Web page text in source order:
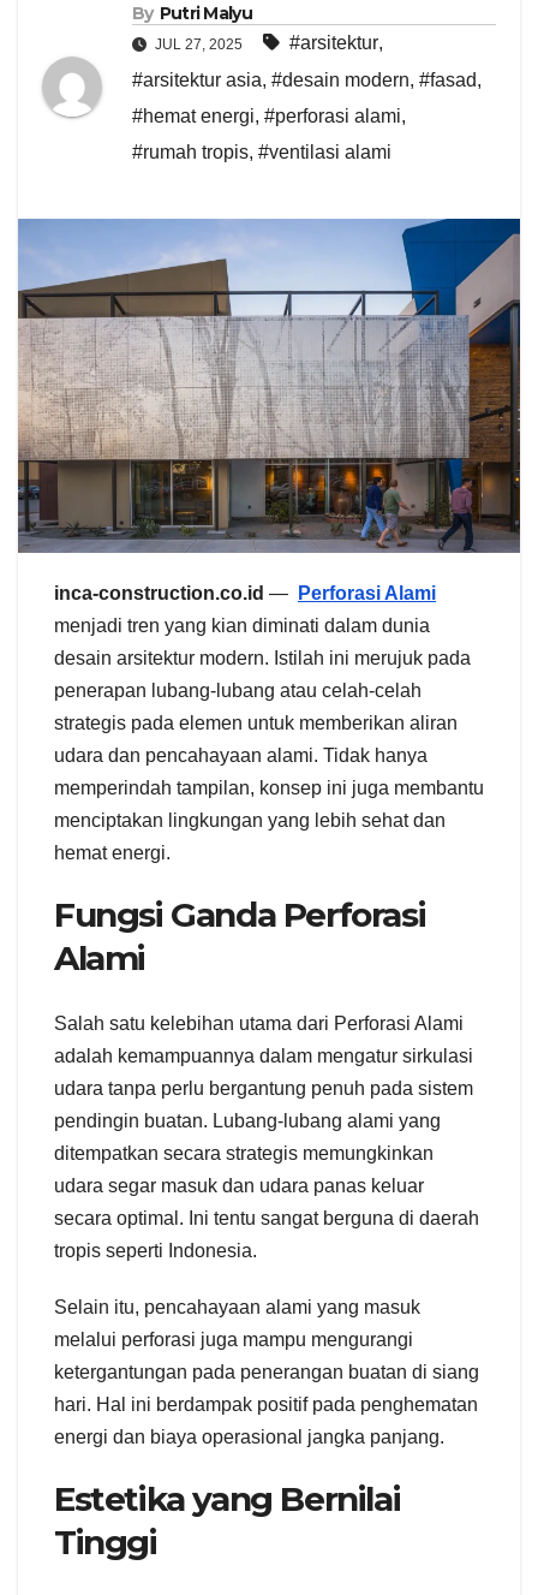
By Putri Malyu
JUL 27, 2025 #arsitektur,
#arsitektur asia, #desain modern, #fasad,
#hemat energi, #perforasi alami,
#rumah tropis, #ventilasi alami
inca-construction.co.id —
Perforasi Alami
menjadi tren yang kian diminati dalam dunia
desain arsitektur modern. Istilah ini merujuk pada
penerapan lubang-lubang atau celah-celah
strategis pada elemen untuk memberikan aliran
udara dan pencahayaan alami. Tidak hanya
memperindah tampilan, konsep ini juga membantu
menciptakan lingkungan yang lebih sehat dan
hemat energi.
Fungsi Ganda Perforasi
Alami
Salah satu kelebihan utama dari Perforasi Alami
adalah kemampuannya dalam mengatur sirkulasi
udara tanpa perlu bergantung penuh pada sistem
pendingin buatan. Lubang-lubang alami yang
ditempatkan secara strategis memungkinkan
udara segar masuk dan udara panas keluar
secara optimal. Ini tentu sangat berguna di daerah
tropis seperti Indonesia.
Selain itu, pencahayaan alami yang masuk
melalui perforasi juga mampu mengurangi
ketergantungan pada penerangan buatan di siang
hari. Hal ini berdampak positif pada penghematan
energi dan biaya operasional jangka panjang.
Estetika yang Bernilai
Tinggi